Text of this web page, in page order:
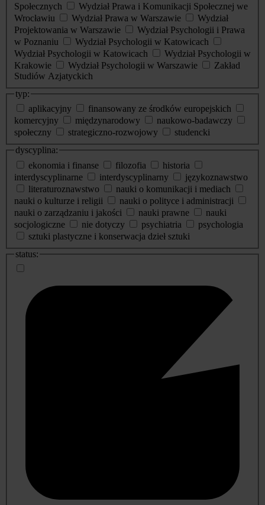
Społecznych
Wydział Prawa i Komunikacji Społecznej we
Wrocławiu
Wydział Prawa w Warszawie
Wydział
Projektowania w Warszawie
Wydział Psychologii i Prawa
w Poznaniu
Wydział Psychologii w Katowicach
Wydział Psychologii w Katowicach
Wydział Psychologii w
Krakowie
Wydział Psychologii w Warszawie
Zakład
Studiów Azjatyckich
typ:
aplikacyjny
finansowany ze środków europejskich
komercyjny
międzynarodowy
naukowo-badawczy
społeczny
strategiczno-rozwojowy
studencki
dyscyplina:
ekonomia i finanse
filozofia
historia
interdyscyplinarne
interdyscyplinarny
językoznawstwo
literaturoznawstwo
nauki o komunikacji i mediach
nauki o kulturze i religii
nauki o polityce i administracji
nauki o zarządzaniu i jakości
nauki prawne
nauki
socjologiczne
nie dotyczy psychiatria
psychologia
sztuki plastyczne i konserwacja dzieł sztuki
status: